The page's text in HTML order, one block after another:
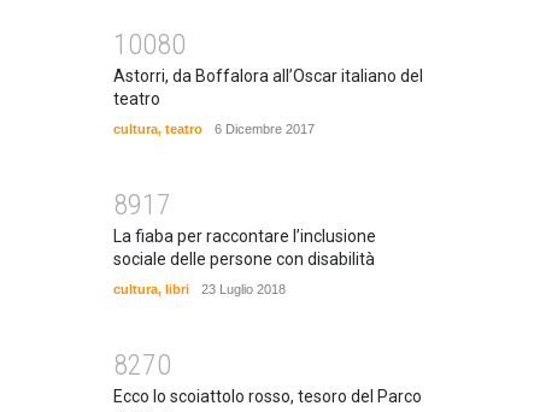
10080
Astorri, da Boffalora all’Oscar italiano del
teatro
cultura, teatro 6 Dicembre 2017
8917
La fiaba per raccontare l’inclusione
sociale delle persone con disabilità
cultura, libri 23 Luglio 2018
8270
Ecco lo scoiattolo rosso, tesoro del Parco